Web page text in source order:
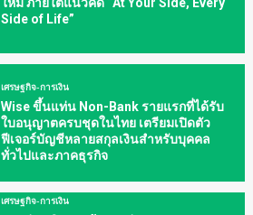
Side of Life”
เศรษฐกิจ-การเงิน
Wise ขึ้นแท่น Non-Bank รายแรกที่ได้รับ
ใบอนุญาตครบชุดในไทย เตรียมเปิดตัว
ฟีเจอร์บัญชีหลายสกุลเงินสำหรับบุคคล
ทั่วไปและภาคธุรกิจ
เศรษฐกิจ-การเงิน